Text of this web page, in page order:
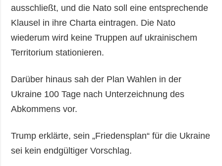
ausschließt, und die Nato soll eine entsprechende
Klausel in ihre Charta eintragen. Die Nato
wiederum wird keine Truppen auf ukrainischem
Territorium stationieren.
Darüber hinaus sah der Plan Wahlen in der
Ukraine 100 Tage nach Unterzeichnung des
Abkommens vor.
Trump erklärte, sein „Friedensplan“ für die Ukraine
sei kein endgültiger Vorschlag.